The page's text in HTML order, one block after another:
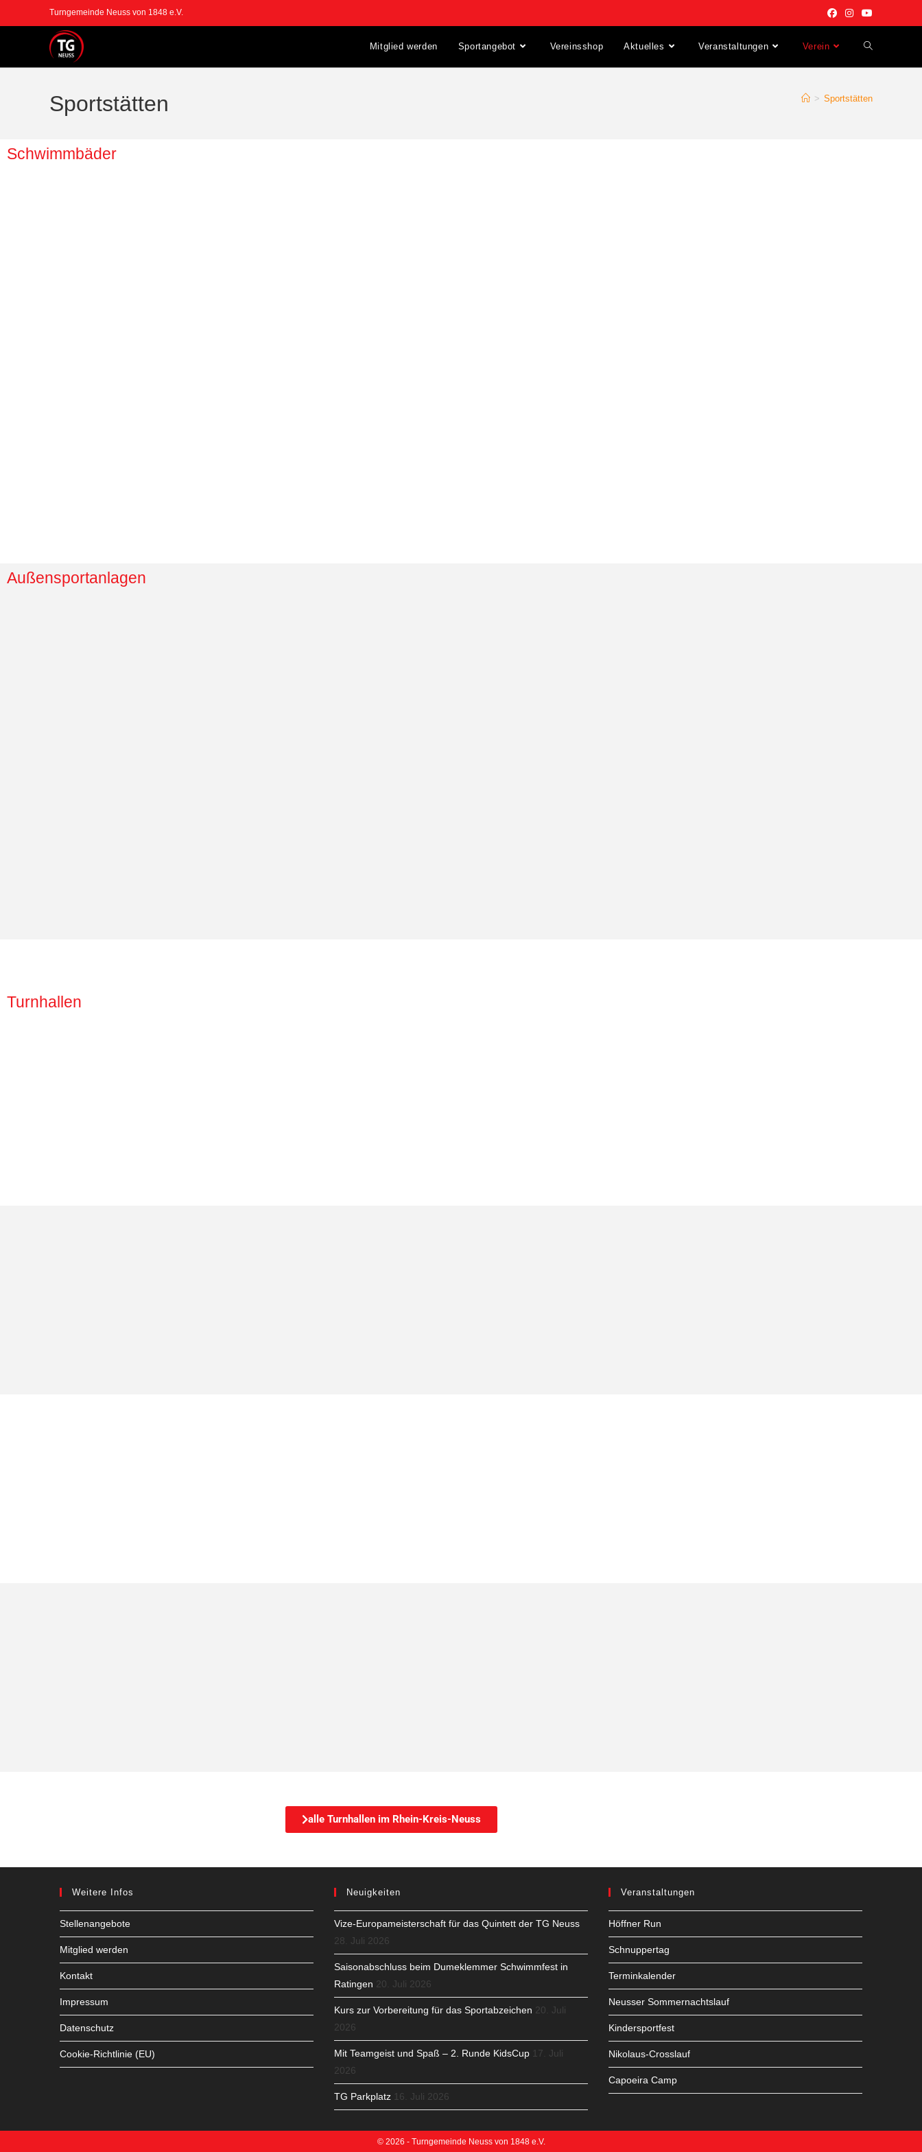
Turngemeinde Neuss von 1848 e.V.
Mitglied werden Sportangebot Vereinsshop Aktuelles Veranstaltungen Verein
Sportstätten > Sportstätten
Schwimmbäder
Außensportanlagen
Turnhallen
alle Turnhallen im Rhein-Kreis-Neuss
Weitere Infos
Stellenangebote
Mitglied werden
Kontakt
Impressum
Datenschutz
Cookie-Richtlinie (EU)
Neuigkeiten
Vize-Europameisterschaft für das Quintett der TG Neuss
28. Juli 2026
Saisonabschluss beim Dumeklemmer Schwimmfest in
Ratingen 20. Juli 2026
Kurs zur Vorbereitung für das Sportabzeichen 20. Juli
2026
Mit Teamgeist und Spaß – 2. Runde KidsCup 17. Juli
2026
TG Parkplatz 16. Juli 2026
Veranstaltungen
Höffner Run
Schnuppertag
Terminkalender
Neusser Sommernachtslauf
Kindersportfest
Nikolaus-Crosslauf
Capoeira Camp
© 2026 - Turngemeinde Neuss von 1848 e.V.